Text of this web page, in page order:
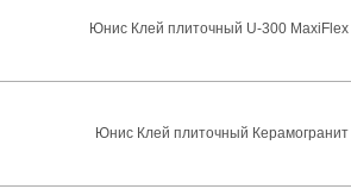
Юнис Клей плиточный U-300 MaxiFlex
Юнис Клей плиточный Керамогранит